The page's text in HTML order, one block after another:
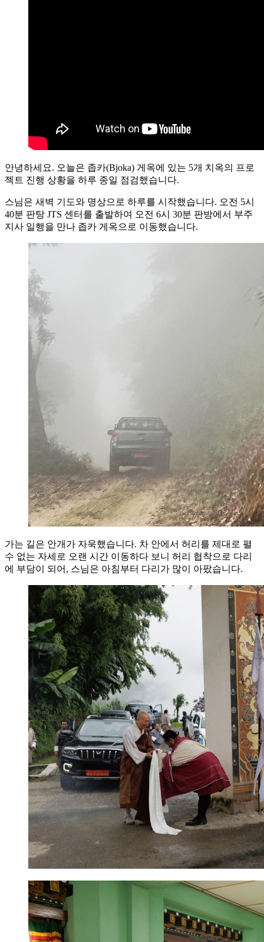
안녕하세요. 오늘은 좁카(Bjoka) 게옥에 있는 5개 치옥의 프로
젝트 진행 상황을 하루 종일 점검했습니다.
스님은 새벽 기도와 명상으로 하루를 시작했습니다. 오전 5시
40분 판탕 JTS 센터를 출발하여 오전 6시 30분 판방에서 부주
지사 일행을 만나 좁카 게옥으로 이동했습니다.
가는 길은 안개가 자욱했습니다. 차 안에서 허리를 제대로 펼
수 없는 자세로 오랜 시간 이동하다 보니 허리 협착으로 다리
에 부담이 되어, 스님은 아침부터 다리가 많이 아팠습니다.